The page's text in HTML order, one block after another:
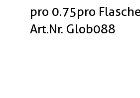
pro 0.75pro
Art.Nr. Glob088